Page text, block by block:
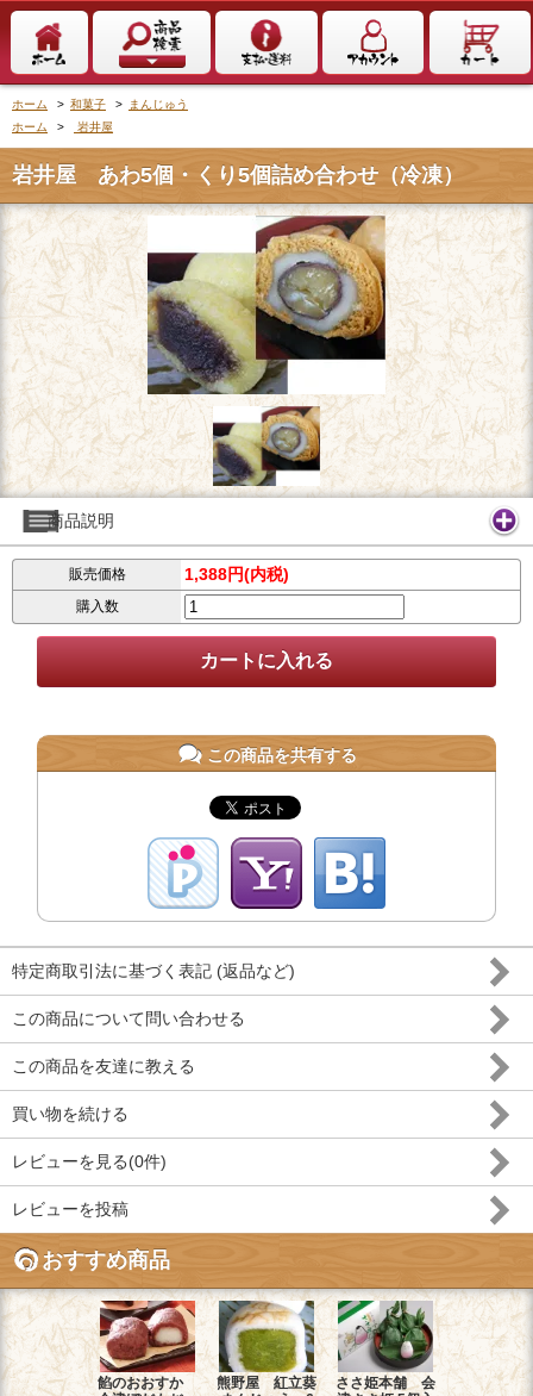
ホーム > 和菓子 >
まんじゅう
ホーム
> 岩井屋
岩井屋 あわ5個・くり5個詰め合わせ（冷凍）
商品説明
販売価格 1,388円(内税)
購入数
この商品を共有する
特定商取引法に基づく表記 (返品など)
この商品について問い合わせる
この商品を友達に教える
買い物を続ける
レビューを見る(0件)
レビューを投稿
おすすめ商品
餡のおおすか
熊野屋 紅立葵
ささ姫本舗 会
お菓子のヤ